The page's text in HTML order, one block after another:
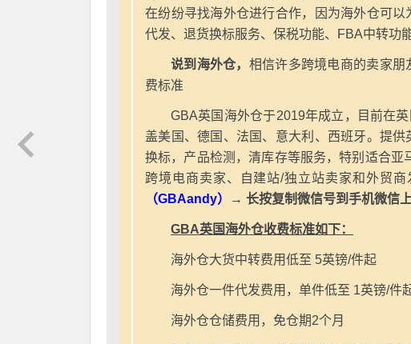
在纷纷寻找海外仓进行合作，因为海外仓可
代发、退货换标服务、保税功能、FBA中转功
说到海外仓， 相信许多跨境电商的卖家
费标准
GBA英国海外仓于2019年成立，目前在
盖美国、德国、法国、意大利、西班牙。提
换标，产品检测，清库存等服务，特别适合
跨境电商卖家、自建站/独立站卖家和外贸商
（GBAandy）
→ 长按复制微信号到手机微信
GBA英国海外仓收费标准如下：
海外仓大货中转费用低至 5英镑/件起
海外仓一件代发费用，单件低至 1英镑/件
海外仓仓储费用，免仓期2个月